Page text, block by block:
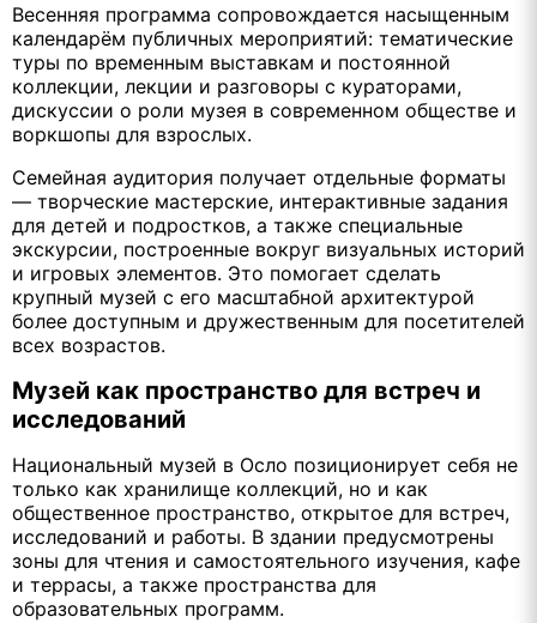
Весенняя программа сопровождается насыщенным
календарём публичных мероприятий: тематические
туры по временным выставкам и постоянной
коллекции, лекции и разговоры с кураторами,
дискуссии о роли музея в современном обществе и
воркшопы для взрослых.
Семейная аудитория получает отдельные форматы
— творческие мастерские, интерактивные задания
для детей и подростков, а также специальные
экскурсии, построенные вокруг визуальных историй
и игровых элементов. Это помогает сделать
крупный музей с его масштабной архитектурой
более доступным и дружественным для посетителей
всех возрастов.
Музей как пространство для встреч и
исследований
Национальный музей в Осло позиционирует себя не
только как хранилище коллекций, но и как
общественное пространство, открытое для встреч,
исследований и работы. В здании предусмотрены
зоны для чтения и самостоятельного изучения, кафе
и террасы, а также пространства для
образовательных программ.